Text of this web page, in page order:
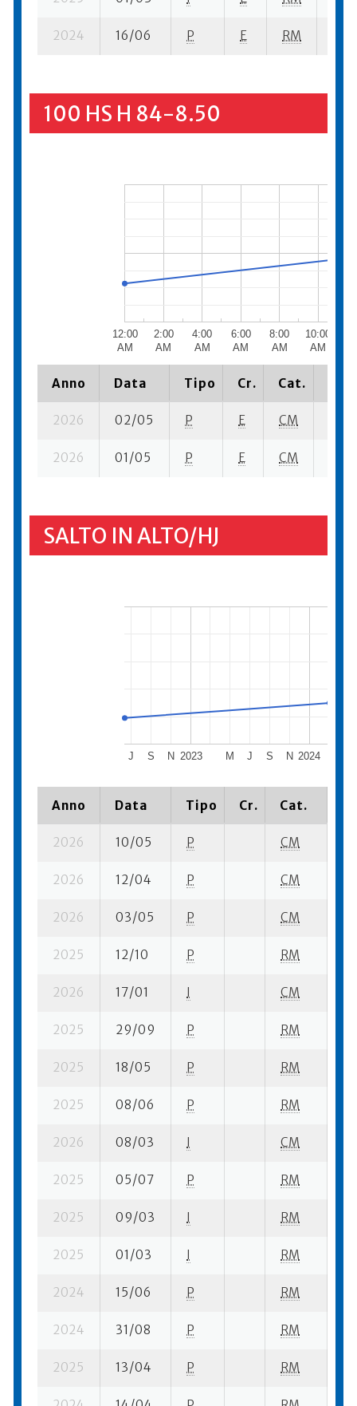
2024 16/06 P E RM
100 HS H 84-8.50
12:00
AM
2:00
AM
4:00
AM
6:00
AM
8:00
AM
10:00
AM
Anno Data Tipo Cr. Cat.
2026 02/05 P E CM
2026 01/05 P E CM
SALTO IN ALTO/HJ
2023 2024
J S N M J S N
Anno Data Tipo Cr. Cat.
2026 10/05 P CM
2026 12/04 P CM
2026 03/05 P CM
2025 12/10 P RM
2026 17/01 I CM
2025 29/09 P RM
2025 18/05 P RM
2025 08/06 P RM
2026 08/03 I CM
2025 05/07 P RM
2025 09/03 I RM
2025 01/03 I RM
2024 15/06 P RM
2024 31/08 P RM
2025 13/04 P RM